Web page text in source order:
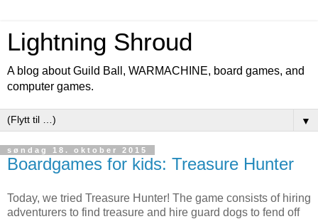
Lightning Shroud
A blog about Guild Ball, WARMACHINE, board games, and
computer games.
▼
søndag 18. oktober 2015
Boardgames for kids: Treasure Hunter
Today, we tried Treasure Hunter! The game consists of hiring
adventurers to find treasure and hire guard dogs to fend off